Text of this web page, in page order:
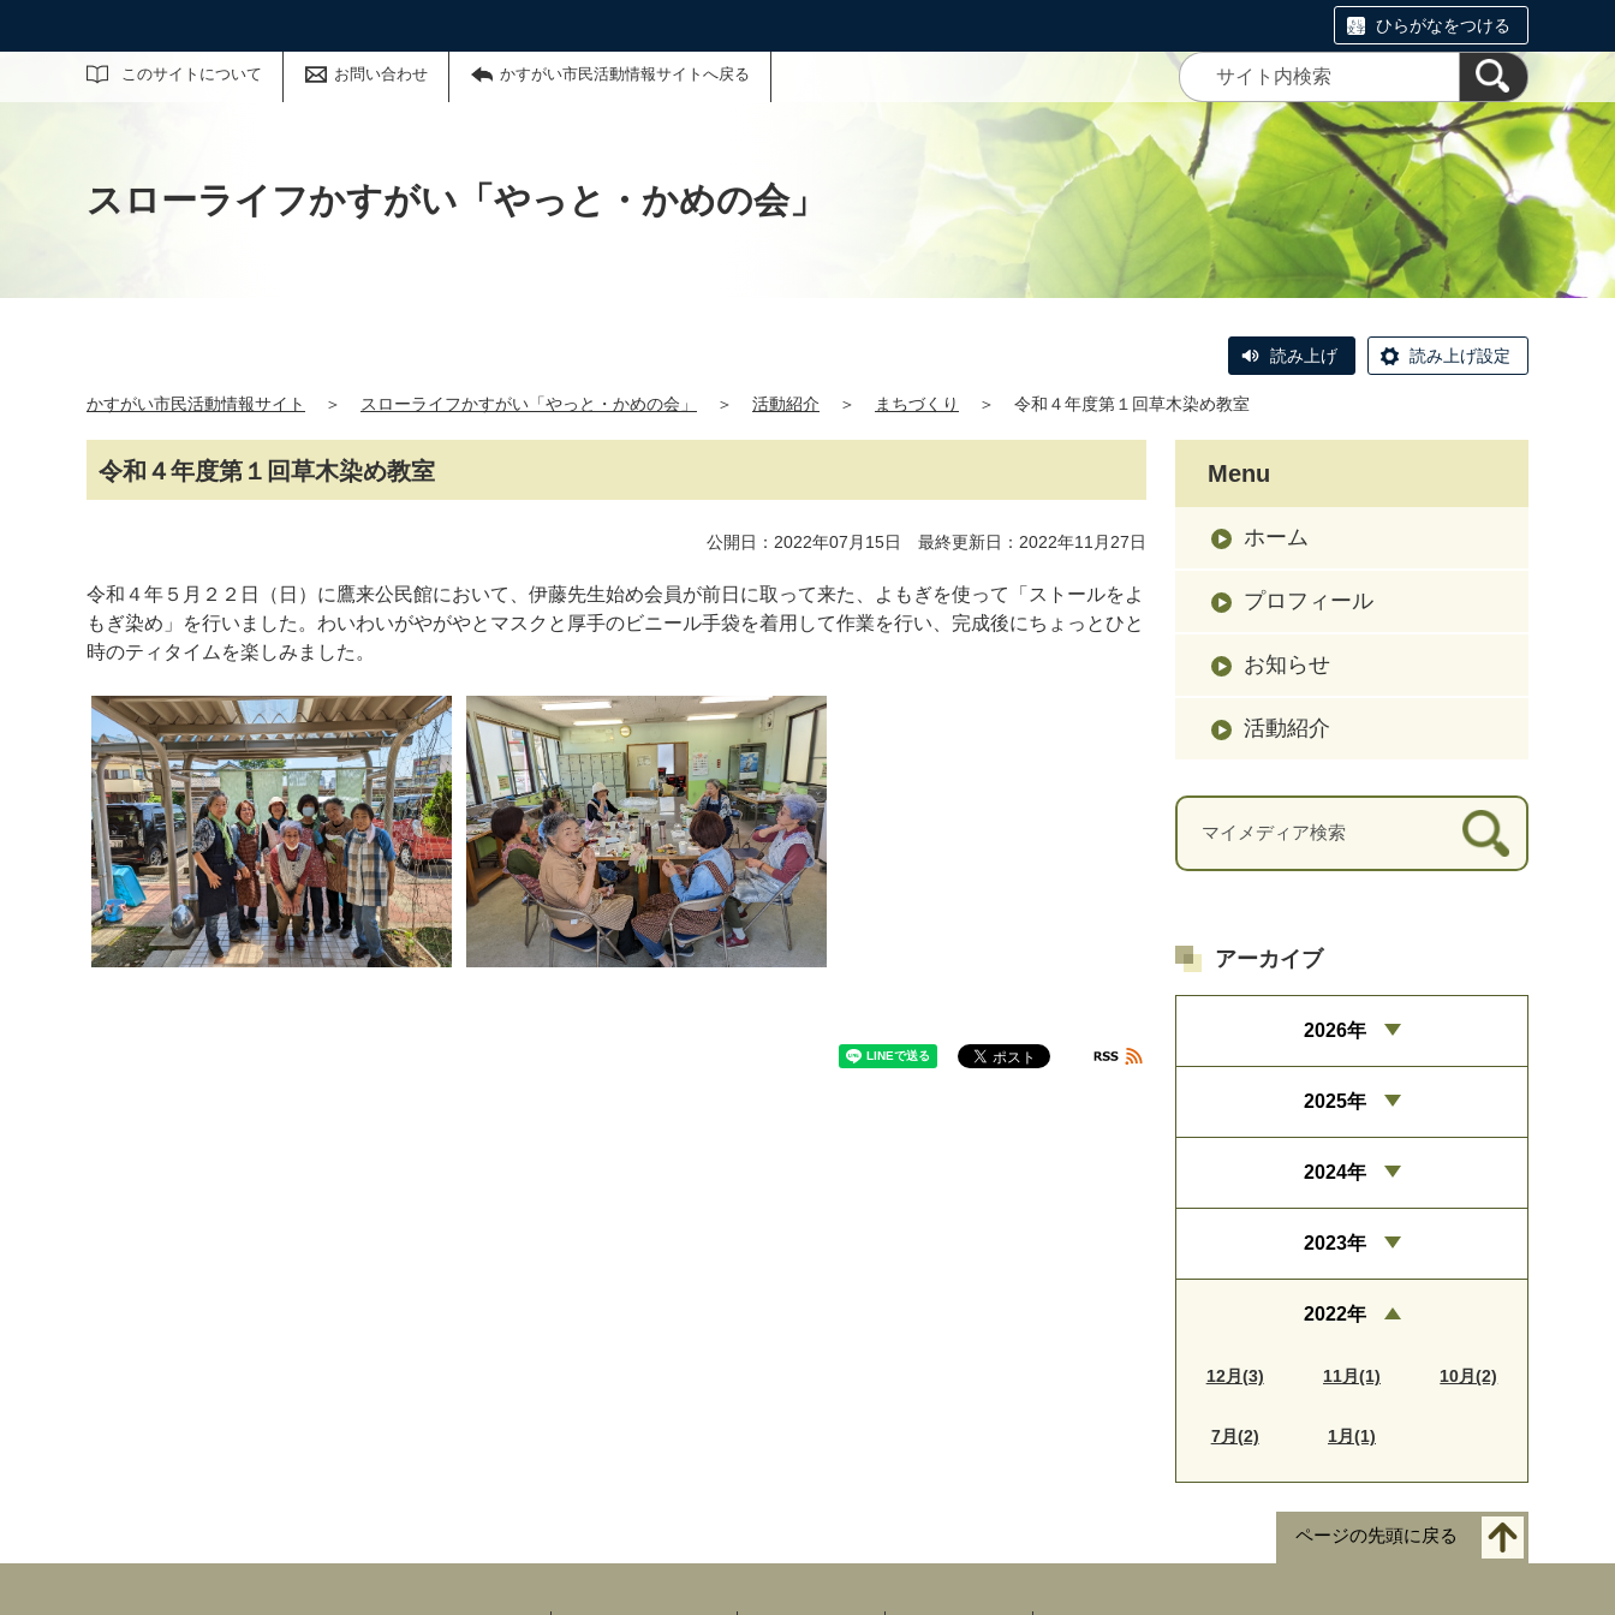
ひらがなをつける
このサイトについて お問い合わせ かすがい市民活動情報サイトへ戻る
サイト内検索
スローライフかすがい「やっと・かめの会」
読み上げ 読み上げ設定
かすがい市民活動情報サイト ＞ スローライフかすがい「やっと・かめの会」 ＞ 活動紹介 ＞ まちづくり ＞ 令和４年度第１回草木染め教室
令和４年度第１回草木染め教室
公開日：2022年07月15日 最終更新日：2022年11月27日
令和４年５月２２日（日）に鷹来公民館において、伊藤先生始め会員が前日に取って来た、よもぎを使って「ストールをよ
もぎ染め」を行いました。わいわいがやがやとマスクと厚手のビニール手袋を着用して作業を行い、完成後にちょっとひと
時のティタイムを楽しみました。
Menu
ホーム
プロフィール
お知らせ
活動紹介
マイメディア検索
アーカイブ
2026年
2025年
2024年
2023年
2022年
12月(3) 11月(1) 10月(2)
7月(2) 1月(1)
ページの先頭に戻る